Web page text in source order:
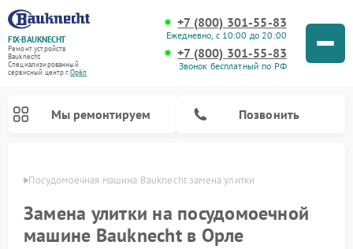
FIX-BAUKNECHT
Ремонт устройств
Bauknecht
Специализированный
cервисный центр г.Орёл
+7 (800) 301-55-83
Ежедневно, с 10:00 до 20:00
+7 (800) 301-55-83
Звонок бесплатный по РФ
Мы ремонтируем Позвонить
Посудомоечная машина Bauknecht замена улитки
Замена улитки на посудомоечной
машине Bauknecht в Орле